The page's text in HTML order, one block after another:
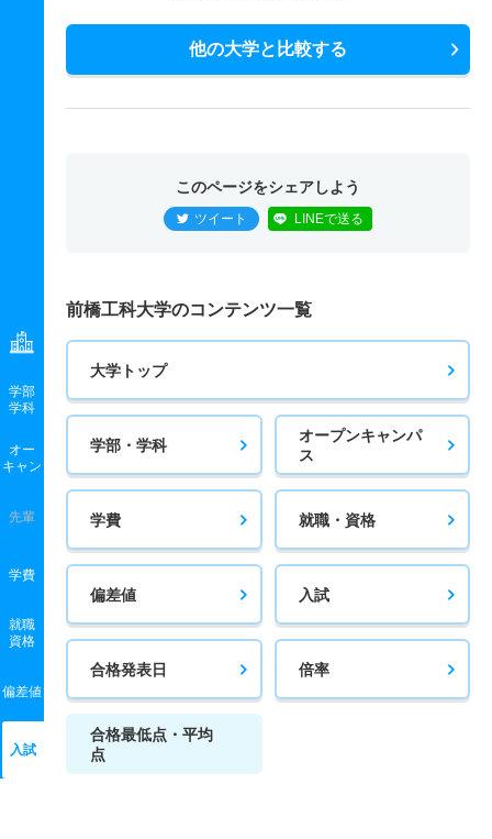
学部
学科
オー
キャン
先輩
学費
就職
資格
偏差値
入試
他の大学と比較する
このページをシェアしよう
ツイート LINEで送る
前橋工科大学のコンテンツ一覧
大学トップ
学部・学科
オープンキャンパ
ス
学費 就職・資格
偏差値 入試
合格発表日 倍率
合格最低点・平均
点